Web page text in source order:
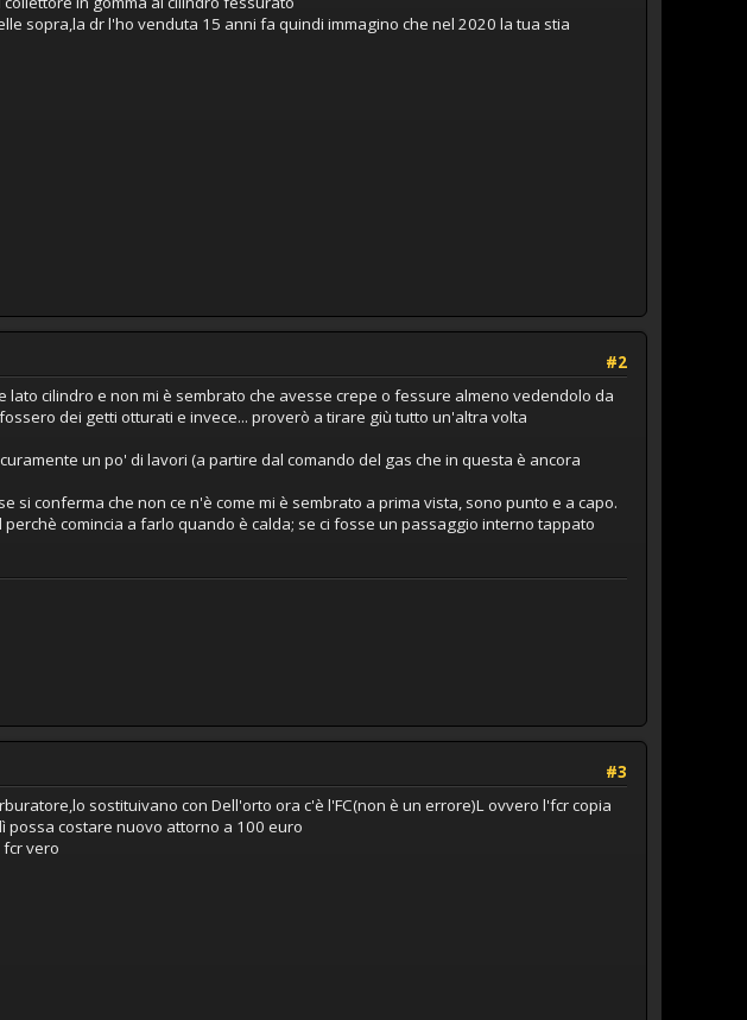
sopra,la dr l'ho venduta 15 anni fa quindi immagino che nel 2020 la tua stia
#2
cilindro e non mi è sembrato che avesse crepe o fessure almeno vedendolo da
dei getti otturati e invece... proverò a tirare giù tutto un'altra volta
un po' di lavori (a partire dal comando del gas che in questa è ancora
conferma che non ce n'è come mi è sembrato a prima vista, sono punto e a capo.
comincia a farlo quando è calda; se ci fosse un passaggio interno tappato
#3
sostituivano con Dell'orto ora c'è l'FC(non è un errore)L ovvero l'fcr copia
possa costare nuovo attorno a 100 euro
vero